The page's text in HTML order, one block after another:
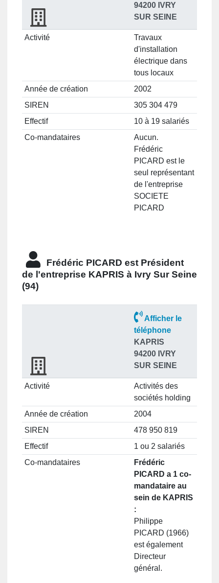
94200 IVRY
SUR SEINE
Activité
Travaux
d'installation
électrique dans
tous locaux
Année de création
2002
SIREN
305 304 479
Effectif
10 à 19 salariés
Co-mandataires
Aucun.
Frédéric
PICARD est le
seul représentant
de l'entreprise
SOCIETE
PICARD
Frédéric PICARD est Président
de l'entreprise KAPRIS à Ivry Sur Seine
(94)
Afficher le
téléphone
KAPRIS
94200 IVRY
SUR SEINE
Activité
Activités des
sociétés holding
Année de création
2004
SIREN
478 950 819
Effectif
1 ou 2 salariés
Co-mandataires
Frédéric
PICARD a 1 co-
mandataire au
sein de KAPRIS
:
Philippe
PICARD (1966)
est également
Directeur
général.